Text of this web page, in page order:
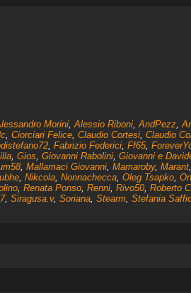
Morini, Alessio Riboni, AndPezz,
, Ciorciari Felice, Claudio Cortesi, Claudio
, Fabrizio Federici, Ff65,
, Gios Giovanni Rabolini, Giovanni e
, Mallamaci Giovanni, Mamaroby, Marant,
, Nikcola, Nonnachecca, Oleg Tsapko,
, Renata Ponso, Renni, Rivo50, Roberto
, Siragusa.v, Soriana, Stearm, Stefania